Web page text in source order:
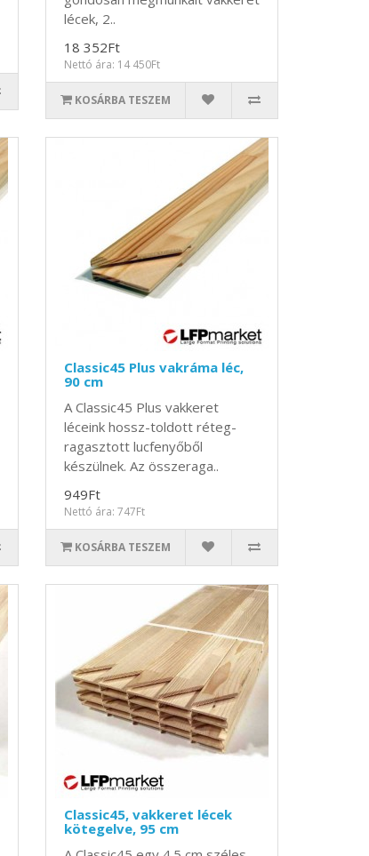
lécek, 2..
18 352Ft
Nettó ára: 14 450Ft
KOSÁRBA TESZEM
Classic45 Plus vakráma léc,
90 cm
A Classic45 Plus vakkeret
léceink hossz-toldott réteg-
ragasztott lucfenyőből
készülnek. Az összeraga..
949Ft
Nettó ára: 747Ft
KOSÁRBA TESZEM
Classic45, vakkeret lécek
kötegelve, 95 cm